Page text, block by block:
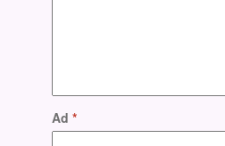
Ad *